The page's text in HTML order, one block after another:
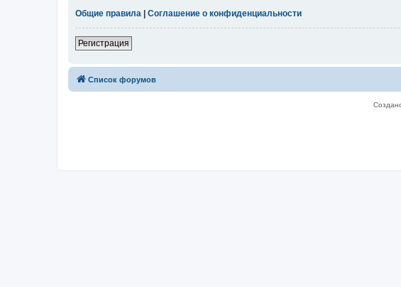
Общие правила
Соглашение о конфиденциальности
Регистрация
Список форумов